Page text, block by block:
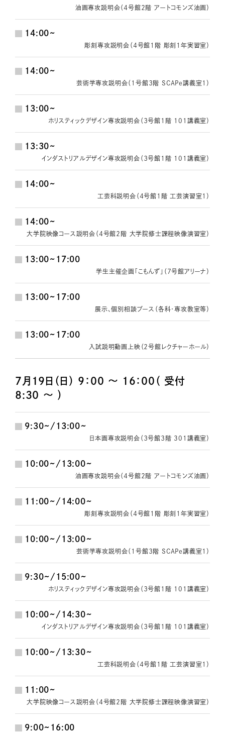
油画専攻説明会（４号館２階 アートコモンズ油画）
14:00~
彫刻専攻説明会（４号館１階 彫刻１年実習室）
14:00~
芸術学専攻説明会（１号館３階 SCAPe講義室１）
13:00~
ホリスティックデザイン専攻説明会（３号館１階 101講義室）
13:30~
インダストリアルデザイン専攻説明会（３号館１階 101講義室）
14:00~
工芸科説明会（４号館１階 工芸演習室１）
14:00~
大学院映像コース説明会（４号館２階 大学院修士課程映像演習室）
13:00~17:00
学生主催企画「こもんず」（７号館アリーナ）
13:00~17:00
展示、個別相談ブース（各科・専攻教室等）
13:00~17:00
入試説明動画上映（２号館レクチャーホール）
7月19日（日） 9：00 ～ 16：00（ 受付
8:30 ～ ）
9:30~/13:00~
日本画専攻説明会（３号館３階 301講義室）
10:00~/13:00~
油画専攻説明会（４号館２階 アートコモンズ油画）
11:00~/14:00~
彫刻専攻説明会（４号館１階 彫刻１年実習室）
10:00~/13:00~
芸術学専攻説明会（１号館３階 SCAPe講義室１）
9:30~/15:00~
ホリスティックデザイン専攻説明会（３号館１階 101講義室）
10:00~/14:30~
インダストリアルデザイン専攻説明会（３号館１階 101講義室）
10:00~/13:30~
工芸科説明会（４号館１階 工芸演習室１）
11:00~
大学院映像コース説明会（４号館２階 大学院修士課程映像演習室）
9:00~16:00